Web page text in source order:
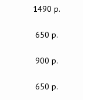
1490 р.
650 р.
900 р.
650 р.